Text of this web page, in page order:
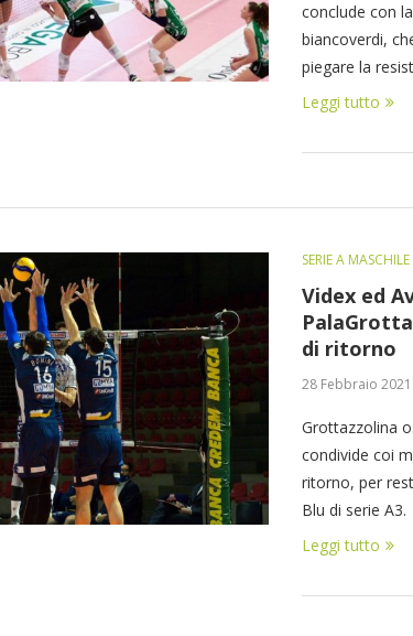
conclude con
biancoverdi,
piegare la
Leggi tutto
SERIE A MASCHILE
Videx ed
di ritorno
28 Febbraio 2021
Grottazzolina
condivide coi
ritorno, per
Blu di serie A3.
Leggi tutto